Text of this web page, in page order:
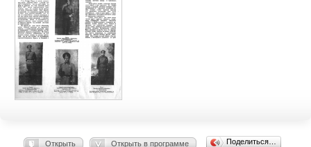
Открыть Открыть в программе Поделиться…